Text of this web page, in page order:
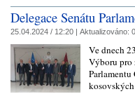
Delegace Senátu
25.04.2024 / 12:20 | Aktualizováno:
Ve dnech
Výboru pro